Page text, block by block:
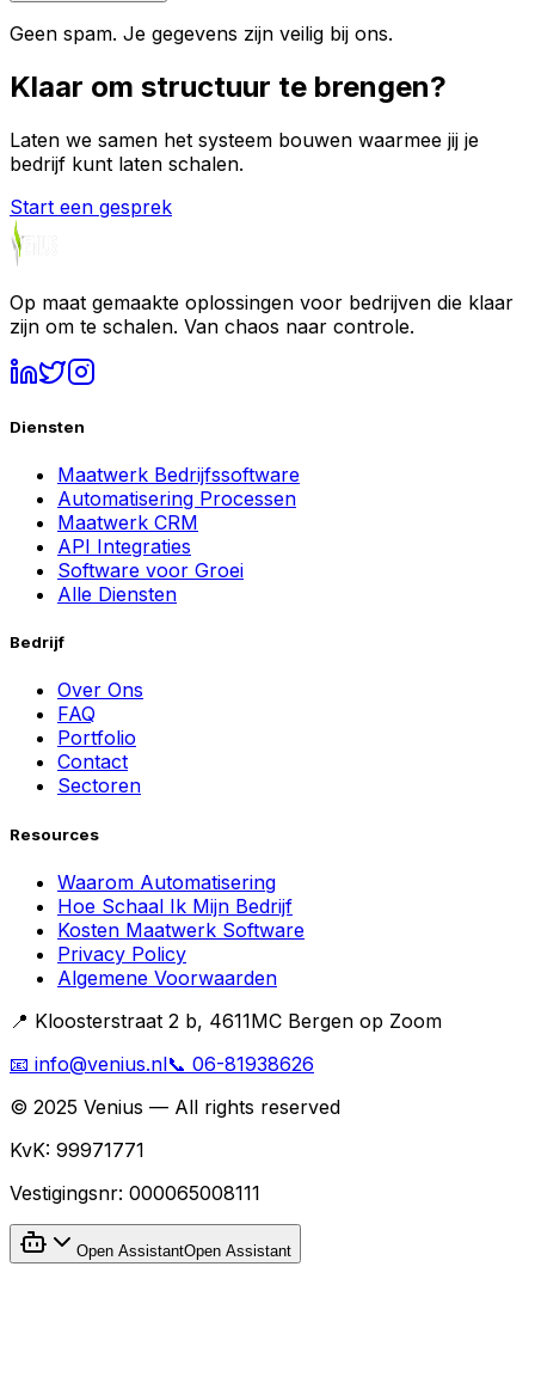
Geen spam. Je gegevens zijn veilig bij ons.
Klaar om structuur te brengen?
Laten we samen het systeem bouwen waarmee jij je
bedrijf kunt laten schalen.
Start een gesprek
Op maat gemaakte oplossingen voor bedrijven die klaar
zijn om te schalen. Van chaos naar controle.
Diensten
Maatwerk Bedrijfssoftware
Automatisering Processen
Maatwerk CRM
API Integraties
Software voor Groei
Alle Diensten
Bedrijf
Over Ons
FAQ
Portfolio
Contact
Sectoren
Resources
Waarom Automatisering
Hoe Schaal Ik Mijn Bedrijf
Kosten Maatwerk Software
Privacy Policy
Algemene Voorwaarden
📍 Kloosterstraat 2 b, 4611MC Bergen op Zoom
📧 info@venius.nl📞 06-81938626
© 2025 Venius — All rights reserved
KvK: 99971771
Vestigingsnr: 000065008111
Open AssistantOpen Assistant